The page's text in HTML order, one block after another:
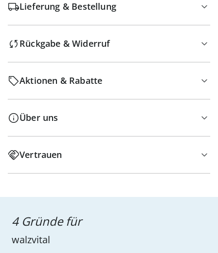
Lieferung & Bestellung
Rückgabe & Widerruf
Aktionen & Rabatte
Über uns
Vertrauen
4 Gründe für
walzvital